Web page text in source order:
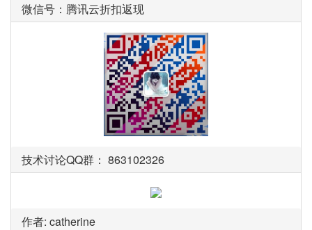
微信号：腾讯云折扣返现
技术讨论QQ群： 863102326
作者: catherine